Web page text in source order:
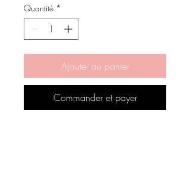
Quantité *
Ajouter au panier
Commander et payer